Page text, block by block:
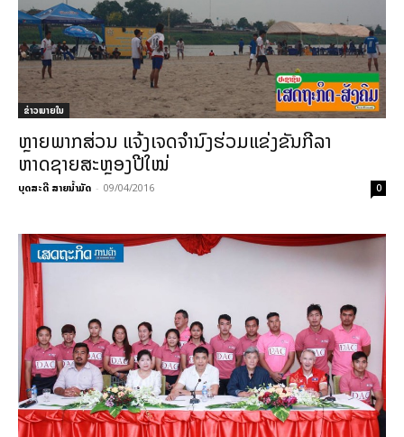
ຂ່າວພາຍ​ໃນ
ຫຼາຍພາກສ່ວນ ແຈ້ງເຈດຈໍານົງຮ່ວມແຂ່ງຂັນກີລາ
ຫາດຊາຍສະຫຼອງປີໃໝ່
ບຸດສະດີ ສາຍນ້ຳມັດ - 09/04/2016 0